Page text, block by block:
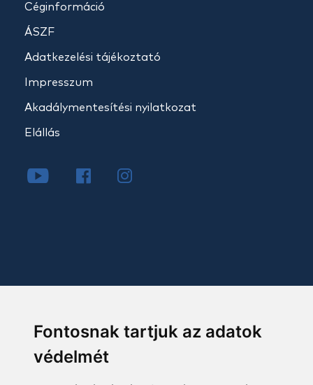
Fontosnak tartjuk az adatok
védelmét
Céginformáció
ÁSZF
Adatkezelési tájékoztató
Impresszum
Akadálymentesítési nyilatkozat
Elállás